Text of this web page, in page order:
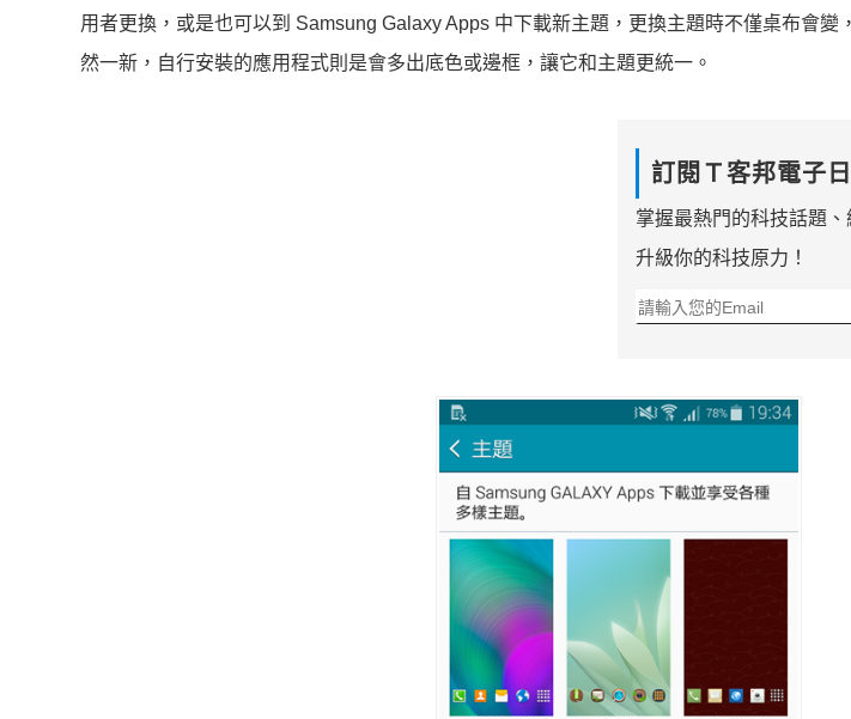
用者更換，或是也可以到 Samsung Galaxy Apps 中下載新主題，更換主題時不僅桌布會變
然一新，自行安裝的應用程式則是會多出底色或邊框，讓它和主題更統一。
訂閱Ｔ客邦電子
掌握最熱門的科技話題、
升級你的科技原力！